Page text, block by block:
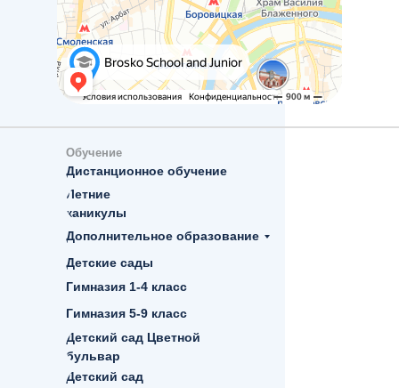
Обучение
Дистанционное обучение
Летние
каникулы
Дополнительное образование
Детские сады
Гимназия 1-4 класс
Гимназия 5-9 класс
Детский сад Цветной
бульвар
Детский сад